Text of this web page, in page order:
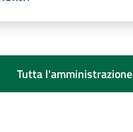
Tutta l'amministrazione